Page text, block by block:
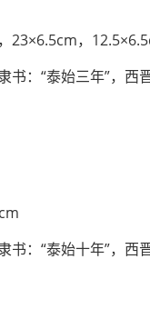
书：“咸熙二年九月”
（265）九月。
23×6.5cm，
书：“泰始三年”，西